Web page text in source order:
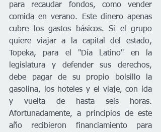
para recaudar fondos, como vender
comida en verano. Este dinero apenas
cubre los gastos básicos. Si el grupo
quiere viajar a la capital del estado,
Topeka, para el "Día Latino" en la
legislatura y defender sus derechos,
debe pagar de su propio bolsillo la
gasolina, los hoteles y el viaje, con ida
y vuelta de hasta seis horas.
Afortunadamente, a principios de este
año recibieron financiamiento para